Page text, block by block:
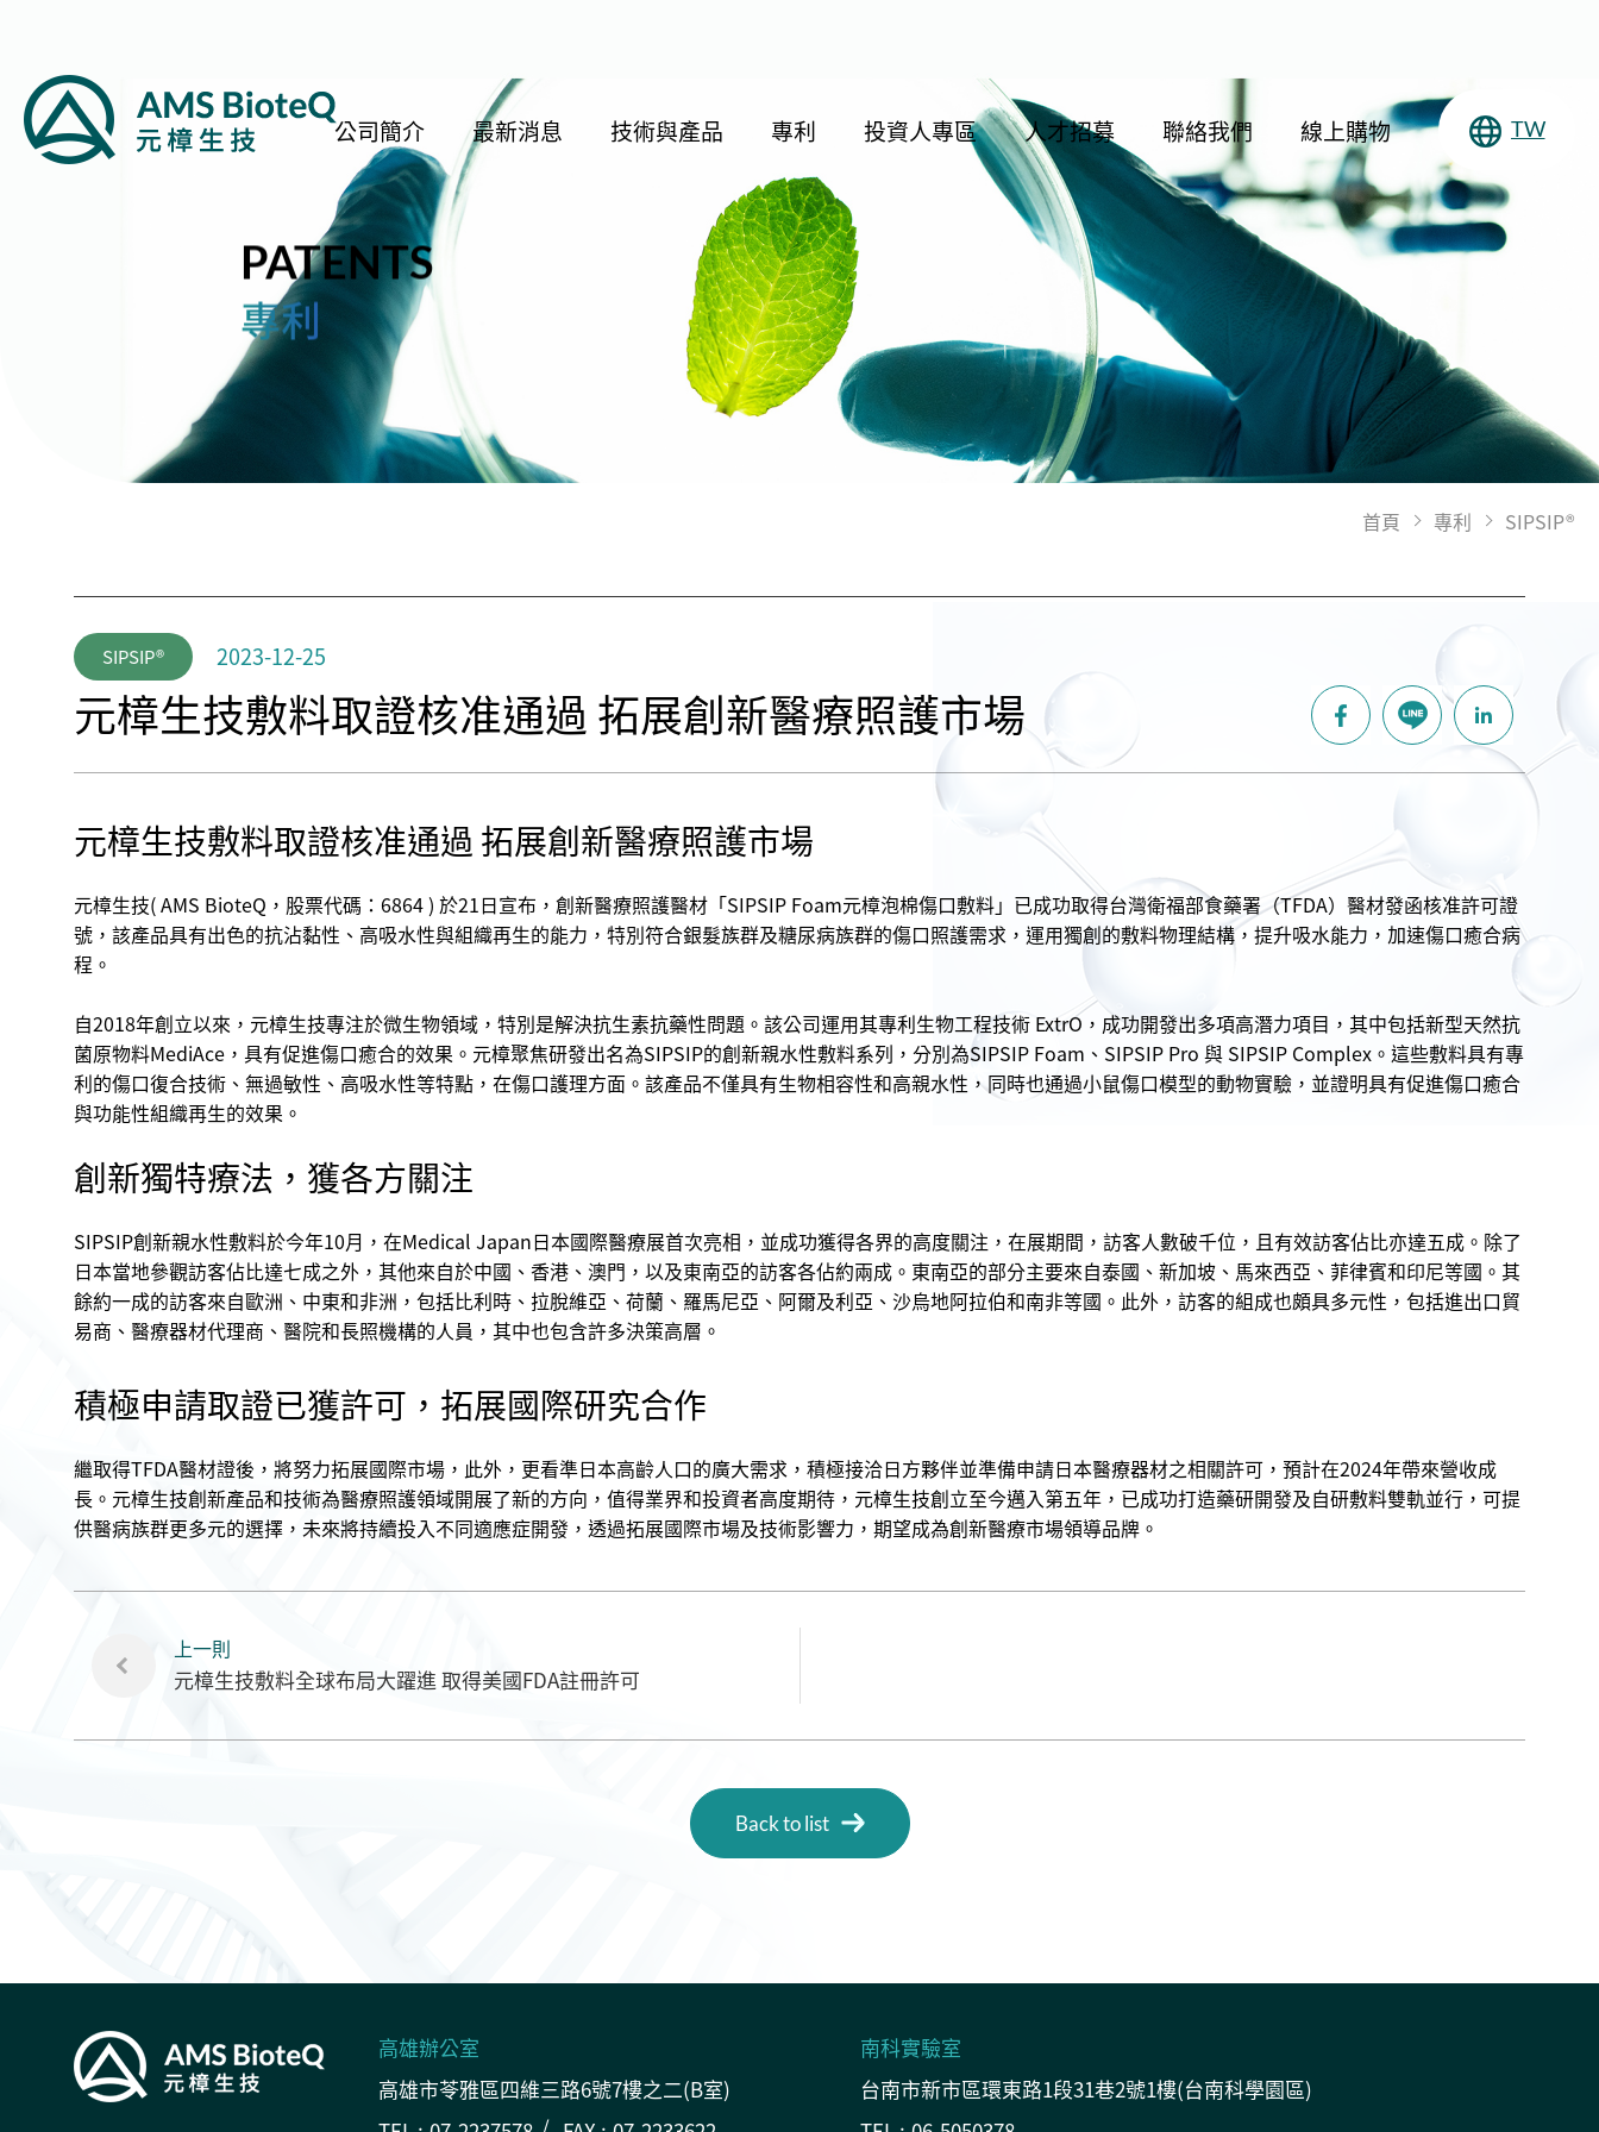
公司簡介 最新消息 技術與產品 專利 投資人專區 人才招募 聯絡我們 線上購物 TW
PATENTS
專利
首頁 專利 SIPSIP®
SIPSIP® 2023-12-25
元樟生技敷料取證核准通過 拓展創新醫療照護市場
元樟生技敷料取證核准通過 拓展創新醫療照護市場
元樟生技( AMS BioteQ，股票代碼：6864 ) 於21日宣布，創新醫療照護醫材「SIPSIP Foam元樟泡棉傷口敷料」已成功取得台灣衛福部食藥署（TFDA）醫材發函核准許可證
號，該產品具有出色的抗沾黏性、高吸水性與組織再生的能力，特別符合銀髮族群及糖尿病族群的傷口照護需求，運用獨創的敷料物理結構，提升吸水能力，加速傷口癒合病
程。
自2018年創立以來，元樟生技專注於微生物領域，特別是解決抗生素抗藥性問題。該公司運用其專利生物工程技術 ExtrO，成功開發出多項高潛力項目，其中包括新型天然抗
菌原物料MediAce，具有促進傷口癒合的效果。元樟聚焦研發出名為SIPSIP的創新親水性敷料系列，分別為SIPSIP Foam、SIPSIP Pro 與 SIPSIP Complex。這些敷料具有專
利的傷口復合技術、無過敏性、高吸水性等特點，在傷口護理方面。該產品不僅具有生物相容性和高親水性，同時也通過小鼠傷口模型的動物實驗，並證明具有促進傷口癒合
與功能性組織再生的效果。
創新獨特療法，獲各方關注
SIPSIP創新親水性敷料於今年10月，在Medical Japan日本國際醫療展首次亮相，並成功獲得各界的高度關注，在展期間，訪客人數破千位，且有效訪客佔比亦達五成。除了
日本當地參觀訪客佔比達七成之外，其他來自於中國、香港、澳門，以及東南亞的訪客各佔約兩成。東南亞的部分主要來自泰國、新加坡、馬來西亞、菲律賓和印尼等國。其
餘約一成的訪客來自歐洲、中東和非洲，包括比利時、拉脫維亞、荷蘭、羅馬尼亞、阿爾及利亞、沙烏地阿拉伯和南非等國。此外，訪客的組成也頗具多元性，包括進出口貿
易商、醫療器材代理商、醫院和長照機構的人員，其中也包含許多決策高層。
積極申請取證已獲許可，拓展國際研究合作
繼取得TFDA醫材證後，將努力拓展國際市場，此外，更看準日本高齡人口的廣大需求，積極接洽日方夥伴並準備申請日本醫療器材之相關許可，預計在2024年帶來營收成
長。元樟生技創新產品和技術為醫療照護領域開展了新的方向，值得業界和投資者高度期待，元樟生技創立至今邁入第五年，已成功打造藥研開發及自研敷料雙軌並行，可提
供醫病族群更多元的選擇，未來將持續投入不同適應症開發，透過拓展國際市場及技術影響力，期望成為創新醫療市場領導品牌。
上一則
元樟生技敷料全球布局大躍進 取得美國FDA註冊許可
Back to list
高雄辦公室
高雄市苓雅區四維三路6號7樓之二(B室)
南科實驗室
台南市新市區環東路1段31巷2號1樓(台南科學園區)